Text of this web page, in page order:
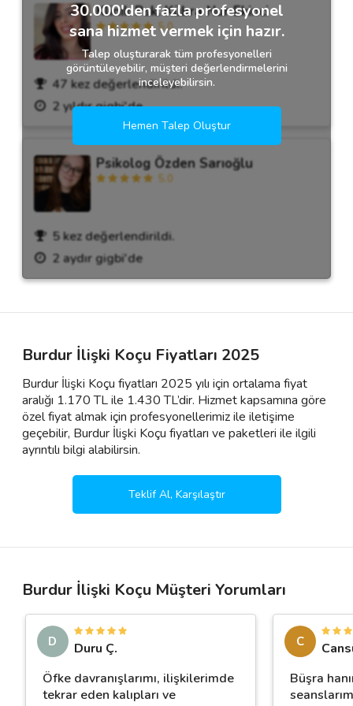
Klinik Psk. Kübra Nur Ekinci
5.0
47 kez değerlendirildi.
2 yıldır gigbi'de
Psikolog Özden Sarıoğlu
5.0
5 kez değerlendirildi.
2 aydır gigbi'de
30.000'den fazla profesyonel
sana hizmet vermek için hazır.
Talep oluşturarak tüm profesyonelleri
görüntüleyebilir, müşteri değerlendirmelerini
inceleyebilirsin.
Hemen Talep Oluştur
Burdur İlişki Koçu Fiyatları 2025
Burdur İlişki Koçu fiyatları 2025 yılı için ortalama fiyat
aralığı 1.170 TL ile 1.430 TL’dir. Hizmet kapsamına göre
özel fiyat almak için profesyonellerimiz ile iletişime
geçebilir, Burdur İlişki Koçu fiyatları ve paketleri ile ilgili
ayrıntılı bilgi alabilirsin.
Teklif Al, Karşılaştır
Burdur İlişki Koçu Müşteri Yorumları
D
Duru Ç.
Öfke davranışlarımı, ilişkilerimde
tekrar eden kalıpları ve
C
Büşra